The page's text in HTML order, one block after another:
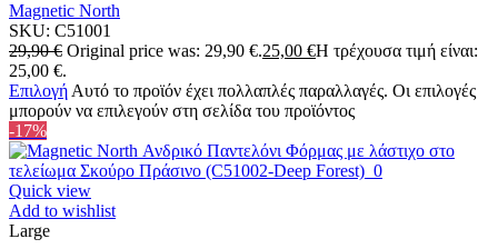
Magnetic North
SKU: C51001
29,90€ Original price was: 29,90 €.25,00 €Η τρέχουσα τιμή είναι:
25,00 €.
Επιλογή Αυτό το προϊόν έχει πολλαπλές παραλλαγές. Οι επιλογές
μπορούν να επιλεγούν στη σελίδα του προϊόντος
-17%
Quick view
Add to wishlist
Large